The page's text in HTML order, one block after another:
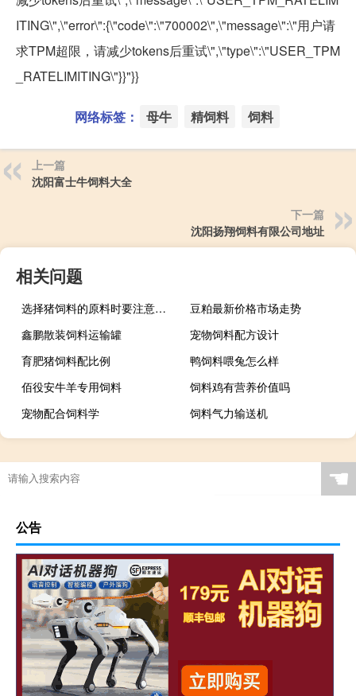
ITING\",\"error\":{\"code\":\"700002\",\"message\":\"用户请
求TPM超限，请减少tokens后重试\",\"type\":\"USER_TPM
_RATELIMITING\"}}"}}
网络标签： 母牛 精饲料 饲料
上一篇
沈阳富士牛饲料大全
下一篇
沈阳扬翔饲料有限公司地址
相关问题
选择猪饲料的原料时要注意哪些问题?
豆粕最新价格市场走势
鑫鹏散装饲料运输罐
宠物饲料配方设计
育肥猪饲料配比例
鸭饲料喂兔怎么样
佰役安牛羊专用饲料
饲料鸡有营养价值吗
宠物配合饲料学
饲料气力输送机
☚
公告